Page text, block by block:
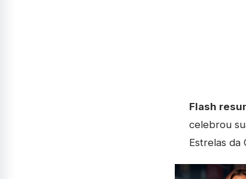
Flash
celebrou
Estrelas da